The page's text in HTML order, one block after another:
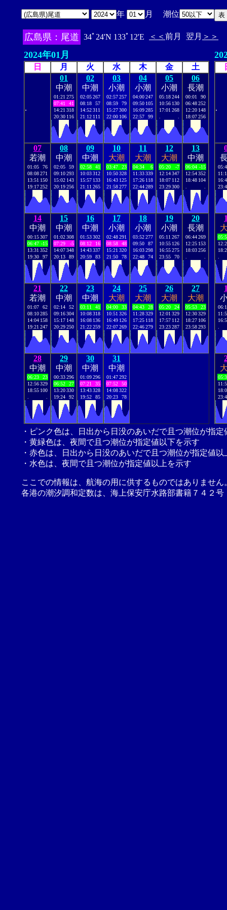
年 月 潮位
広島県：尾道 34ﾟ24'N 133ﾟ12'E ＜＜ 前月 翌月 ＞＞
2024年01月
日 月 火 水 木 金 土
.
01
中潮
01:21 275
07:41
41
14:21 318
20:30 116
02
中潮
02:05267
08:18
57
14:52311
21:12 111
03
小潮
02:57257
08:59
79
15:27300
22:00 106
04
小潮
04:00247
09:50 105
16:09285
22:57
99
05
小潮
05:18244
10:56 130
17:01 268
06
長潮
00:01
90
06:48252
12:20 148
18:07256
07
若潮
01:05
76
08:08271
13:51 150
19:17252
08
中潮
02:05
59
09:10293
15:02 143
20:19256
09
中潮
02:58
41
10:03312
15:57 133
21:11 265
10
大潮
03:47
23
10:50328
16:43 125
21:58277
11
大潮
04:34
6
11:33339
17:26 118
22:44289
12
大潮
05:20
-7
12:14347
18:07 112
23:29300
13
中潮
06:04 -15
12:54352
18:48 104
14
中潮
00:15307
06:47 -15
13:31 352
19:30
97
15
中潮
01:02308
07:29
-5
14:07348
20:13
89
16
中潮
01:53302
08:12
16
14:43337
20:59
83
17
小潮
02:48291
08:58
48
15:21 320
21:50
78
18
小潮
03:52277
09:50
87
16:03298
22:48
74
19
小潮
05:11 267
10:55 126
16:55275
23:55
70
20
長潮
06:44269
12:25 153
18:03256
21
若潮
01:07
62
08:10285
14:04 158
19:21 247
22
中潮
02:14
52
09:16304
15:17 148
20:29250
23
中潮
03:11
41
10:08318
16:08 136
21:22259
24
大潮
04:00
33
10:51 326
16:49 126
22:07269
25
大潮
04:43
28
11:28329
17:25 118
22:46279
26
大潮
05:20
24
12:01 329
17:57 112
23:23287
27
大潮
05:53
23
12:30329
18:27 106
23:58293
28
中潮
06:23
23
12:56329
18:55 100
29
中潮
00:33296
06:52
27
13:20330
19:24
92
30
中潮
01:09296
07:21
35
13:43328
19:52
85
31
中潮
01:47292
07:52
50
14:08322
20:23
78
.
・ピンク色は、日出から日没のあいだで且つ潮位が指
・黄緑色は、夜間で且つ潮位が指定値以下を示す
・赤色は、日出から日没のあいだで且つ潮位が指定値以
・水色は、夜間で且つ潮位が指定値以上を示す
ここでの情報は、航海の用に供するものではありませ
各港の潮汐調和定数は、海上保安庁水路部書籍７４２